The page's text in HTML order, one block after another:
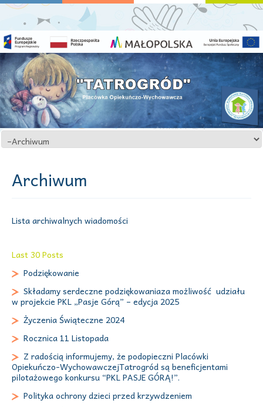
Archiwum
Lista archiwalnych wiadomości
Last 30 Posts
Podziękowanie
Składamy serdeczne podziękowaniaza możliwość udziału
w projekcie PKL „Pasje Górą” – edycja 2025
Życzenia Świąteczne 2024
Rocznica 11 Listopada
Z radością informujemy, że podopieczni Placówki
Opiekuńczo-WychowawczejTatrogród są beneficjentami
pilotażowego konkursu “PKL PASJE GÓRĄ!”.
Polityka ochrony dzieci przed krzywdzeniem